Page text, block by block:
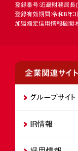
登録番号：近畿財務局長
登録有効期間：令和8年3
加盟指定信用情報機関：
企業関連サイト
グループサイト
IR情報